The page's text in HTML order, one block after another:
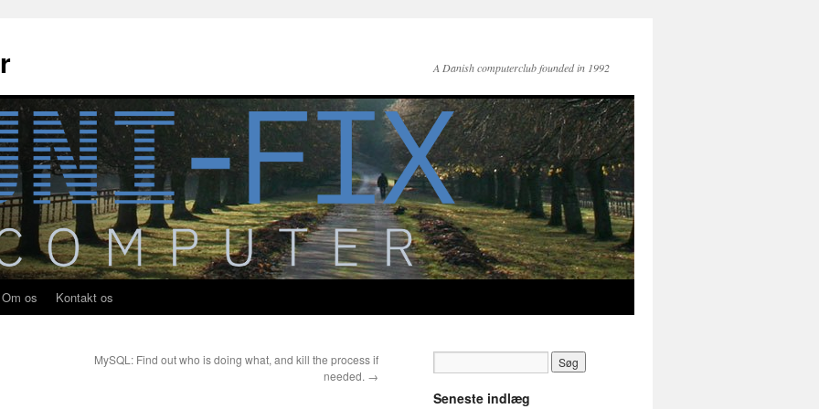
A Danish computerclub founded in 1992
Om os Kontakt os
MySQL: Find out who is doing what, and kill the process if
needed. →
Seneste indlæg